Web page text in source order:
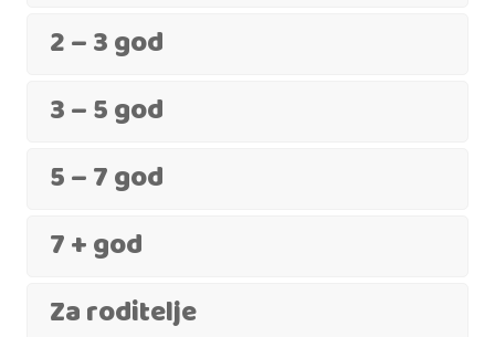
2 – 3 god
3 – 5 god
5 – 7 god
7 + god
Za roditelje